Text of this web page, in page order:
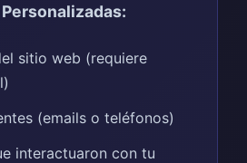
sitio web (requiere
(emails o teléfonos)
interactuaron con tu